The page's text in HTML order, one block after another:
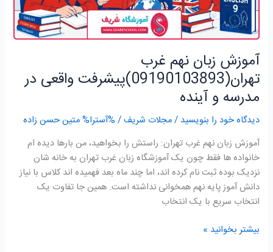
آموزش زبان نهم غرب
تهران(09190103893)پیشرفت واقعی در
مدرسه و آینده
دیدگاه‌ خود را بنویسید /مجلات شریف/ %آسترا%متین حسن زاده
آموزش زبان نهم غرب تهران: راستش را بخواهید، من بارها دیده ام
خانواده ها فقط چون یک آموزشگاه زبان غرب تهران به خانه شان
نزدیک بوده ثبت نام کرده اند، اما چند ماه بعد فهمیده اند کلاس با نیاز
دانش آموز پایه نهم همخوانی نداشته است. همین جا تفاوت یک
انتخاب سریع با یک انتخاب
آینده
بیشتر بخوانید »